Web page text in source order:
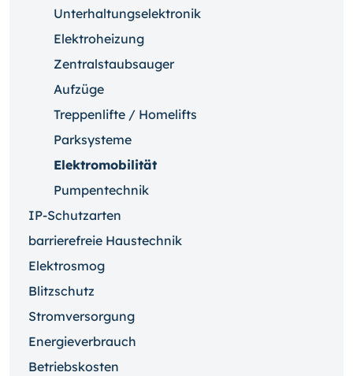
Unterhaltungselektronik
Elektroheizung
Zentralstaubsauger
Aufzüge
Treppenlifte / Homelifts
Parksysteme
Elektromobilität
Pumpentechnik
IP-Schutzarten
barrierefreie Haustechnik
Elektrosmog
Blitzschutz
Stromversorgung
Energieverbrauch
Betriebskosten